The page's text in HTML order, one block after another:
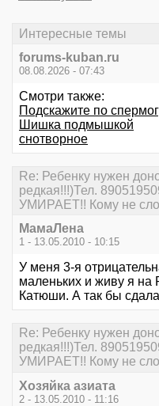
Интересные темы
forums-kuban.ru
08.08.2026 - 07:43
Смотри также:
Подскажите по
Шишка подмышкой
снотворное
Re: Ребенку нужен
редкая!!!)Тел.
УМИРАЕТ!! Кому не
МамаЛена
1 - 13.05.2010 - 10:15
У меня 3-я
маленьких и живу я на
Катюши. А так бы
Re: Ребенку нужен
редкая!!!)Тел.
УМИРАЕТ!! Кому не
Хозяйка азиата
2 - 13.05.2010 - 11:16